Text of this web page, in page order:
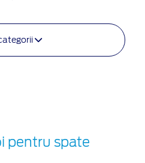
pentru spate